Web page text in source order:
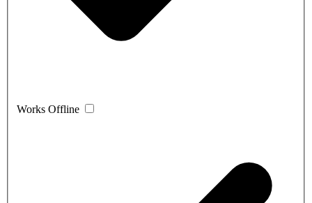
Works Offline